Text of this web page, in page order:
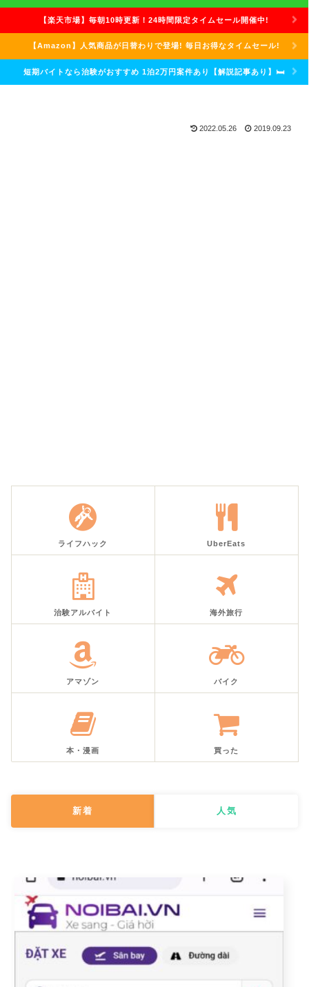
【楽天市場】毎朝10時更新！24時間限定タイムセール開催中!
【Amazon】人気商品が日替わりで登場! 毎日お得なタイムセール!
短期バイトなら治験がおすすめ 1泊2万円案件あり【解説記事あり】🛏
2022.05.26 2019.09.23
ライフハック UberEats
治験アルバイト 海外旅行
アマゾン バイク
本・漫画 買った
新着 人気